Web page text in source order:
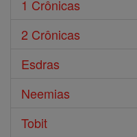
1 Crônicas
2 Crônicas
Esdras
Neemias
Tobit